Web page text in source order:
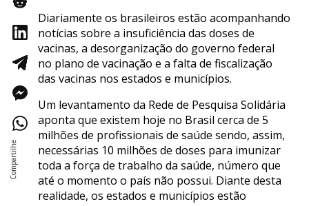
Diariamente os brasileiros estão acompanhando
notícias sobre a insuficiência das doses de
vacinas, a desorganização do governo federal
no plano de vacinação e a falta de fiscalização
das vacinas nos estados e municípios.
Um levantamento da Rede de Pesquisa Solidária
aponta que existem hoje no Brasil cerca de 5
milhões de profissionais de saúde sendo, assim,
necessárias 10 milhões de doses para imunizar
toda a força de trabalho da saúde, número que
até o momento o país não possui. Diante desta
realidade, os estados e municípios estão